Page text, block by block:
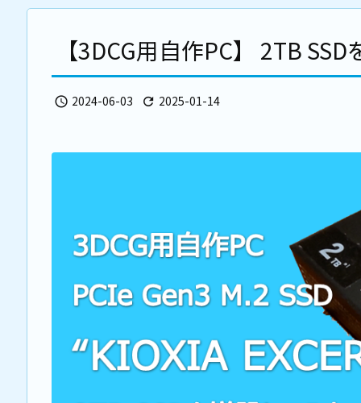
【3DCG用自作PC】 2TB
 2024-06-03  2025-01-14